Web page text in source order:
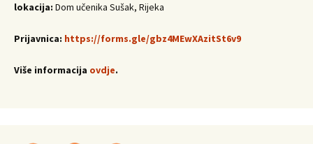
lokacija: Dom učenika Sušak, Rijeka
Prijavnica: https://forms.gle/gbz4MEwXAzitSt6v9
Više informacija ovdje.